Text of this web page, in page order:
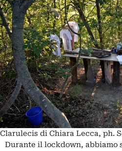
Clarulecis di Chiara Lecca, ph.
Durante il lockdown, abbiamo